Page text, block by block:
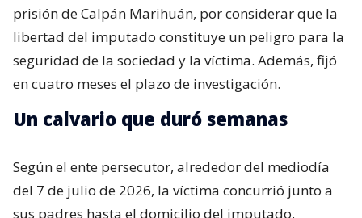
prisión de Calpán Marihuán, por considerar que la
libertad del imputado constituye un peligro para la
seguridad de la sociedad y la víctima. Además, fijó
en cuatro meses el plazo de investigación.
Un calvario que duró semanas
Según el ente persecutor, alrededor del mediodía
del 7 de julio de 2026, la víctima concurrió junto a
sus padres hasta el domicilio del imputado,